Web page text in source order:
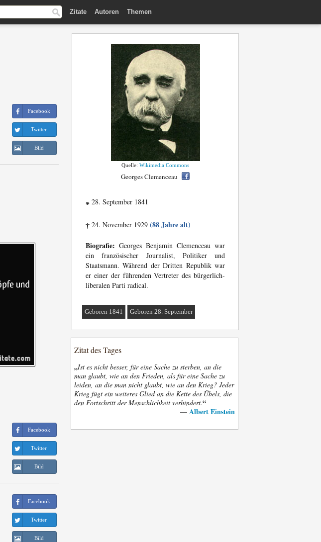
Zitate Autoren Themen
Facebook
Twitter
Bild
Facebook
Twitter
Bild
Facebook
Twitter
Bild
Quelle: Wikimedia Commons
Georges Clemenceau
* 28. September 1841
† 24. November 1929 (88 Jahre alt)
Biografie: Georges Benjamin Clemenceau war
ein französischer Journalist, Politiker und
Staatsmann. Während der Dritten Republik war
er einer der führenden Vertreter des bürgerlich-
liberalen Parti radical.
Geboren 1841 Geboren 28. September
Zitat des Tages
„Ist es nicht besser, für eine Sache zu sterben, an die
man glaubt, wie an den Frieden, als für eine Sache zu
leiden, an die man nicht glaubt, wie an den Krieg? Jeder
Krieg fügt ein weiteres Glied an die Kette des Übels, die
den Fortschritt der Menschlichkeit verhindert.“
— Albert Einstein